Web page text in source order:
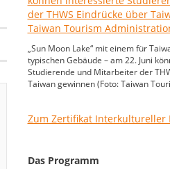
„Sun Moon Lake“ mit einem für
typischen Gebäude – am 22. Juni
Studierende und Mitarbeiter der
Taiwan gewinnen (Foto: Taiwan
Zum Zertifikat Interkultureller
Das Programm